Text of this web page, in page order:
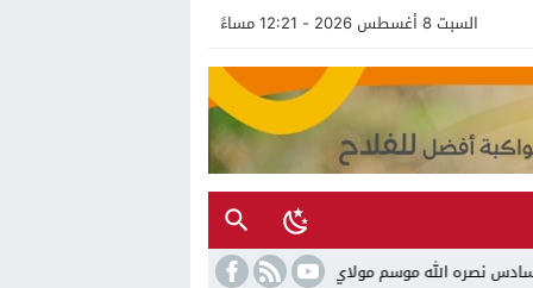
السبت 8 أغسطس 2026 - 12:21 مساءً
جديدة تجمع بين الأصالة والتحديث والإشعاع الدولي